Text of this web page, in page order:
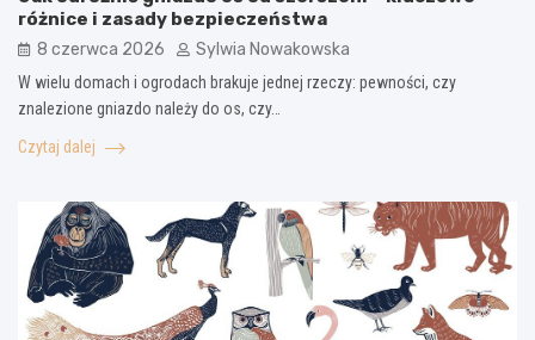
różnice i zasady bezpieczeństwa
8 czerwca 2026 Sylwia Nowakowska
W wielu domach i ogrodach brakuje jednej rzeczy: pewności, czy
znalezione gniazdo należy do os, czy…
Czytaj dalej